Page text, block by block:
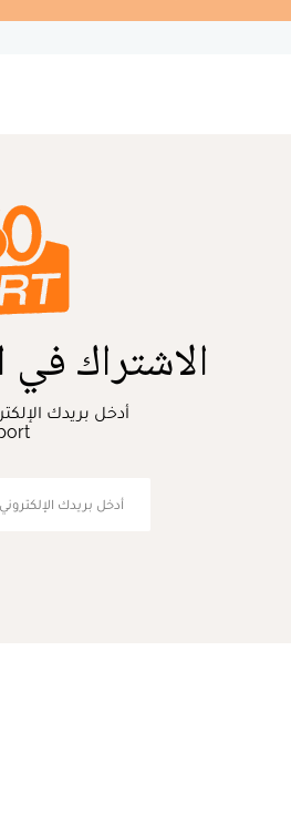
الاشتراك في
أدخل بريدك